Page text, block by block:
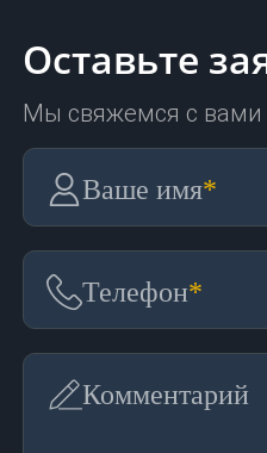
Оставьте
Мы свяжемся с
Ваше имя*
Телефон*
Комментарий